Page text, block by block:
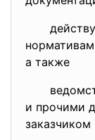
а также
и прочими
заказчиком